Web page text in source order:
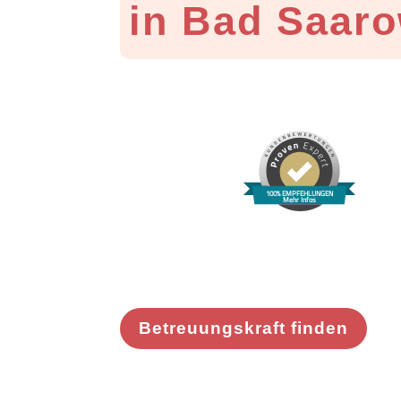
in Bad
100% EMPFEHLUNGEN
Mehr Infos
Betreuungskraft finden